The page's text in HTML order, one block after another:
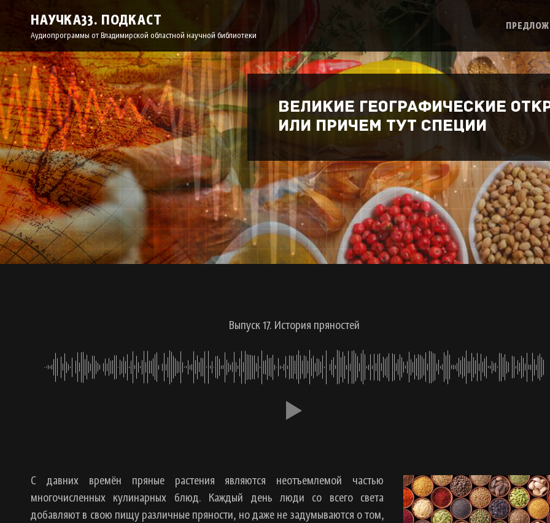
НАУЧКА33. ПОДКАСТ
Аудиопрограммы от Владимирской областной научной библиотеки
Великие географические
или причем тут специи
Выпуск 17. История пряностей
С давних времён пряные растения являются неотъемлемой частью
многочисленных кулинарных блюд. Каждый день люди со всего света
добавляют в свою пищу различные пряности, но даже не задумываются о том,